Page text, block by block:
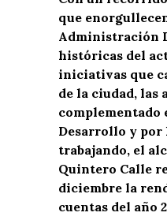
que
Administración
históricas del
iniciativas que
de la ciudad, las
complementado
Desarrollo y por
trabajando, el
Quintero Calle
diciembre la
cuentas del año